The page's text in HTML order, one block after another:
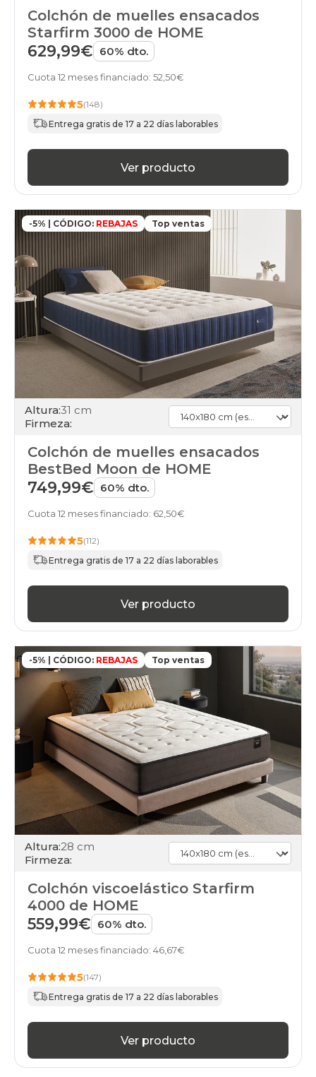
Colchón de muelles ensacados
Starfirm 3000 de HOME
629,99€ 60% dto.
Cuota 12 meses financiado: 52,50€
5(148)
Entrega gratis de 17 a 22 días laborables
Ver producto
-5% | CÓDIGO: REBAJAS Top ventas
Altura:31 cm
Firmeza:
Colchón de muelles ensacados
BestBed Moon de HOME
749,99€ 60% dto.
Cuota 12 meses financiado: 62,50€
5(112)
Entrega gratis de 17 a 22 días laborables
Ver producto
-5% | CÓDIGO: REBAJAS Top ventas
Altura:28 cm
Firmeza:
Colchón viscoelástico Starfirm
4000 de HOME
559,99€ 60% dto.
Cuota 12 meses financiado: 46,67€
5(147)
Entrega gratis de 17 a 22 días laborables
Ver producto